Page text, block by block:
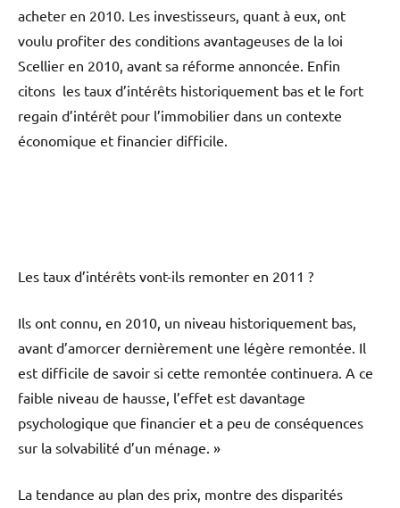
acheter en 2010. Les investisseurs, quant à eux, ont
voulu profiter des conditions avantageuses de la loi
Scellier en 2010, avant sa réforme annoncée. Enfin
citons les taux d’intérêts historiquement bas et le fort
regain d’intérêt pour l’immobilier dans un contexte
économique et financier difficile.
Les taux d’intérêts vont-ils remonter en 2011 ?
Ils ont connu, en 2010, un niveau historiquement bas,
avant d’amorcer dernièrement une légère remontée. Il
est difficile de savoir si cette remontée continuera. A ce
faible niveau de hausse, l’effet est davantage
psychologique que financier et a peu de conséquences
sur la solvabilité d’un ménage. »
La tendance au plan des prix, montre des disparités